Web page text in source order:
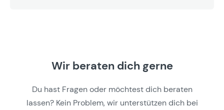
Wir beraten dich gerne
Du hast Fragen oder möchtest dich beraten
lassen? Kein Problem, wir unterstützen dich bei